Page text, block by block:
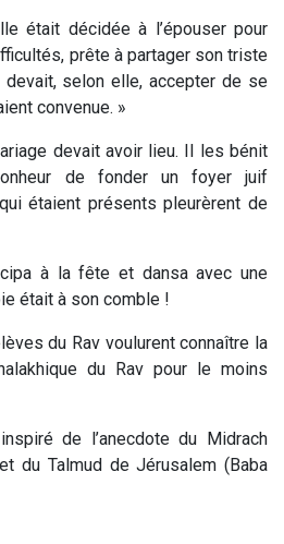
était décidée à l’épouser pour
prête à partager son triste
devait, selon elle, accepter de se
convenue. »
devait avoir lieu. Il les bénit
de fonder un foyer juif
étaient présents pleurèrent de
à la fête et dansa avec une
était à son comble !
du Rav voulurent connaître la
du Rav pour le moins
de l’anecdote du Midrach
du Talmud de Jérusalem (Baba